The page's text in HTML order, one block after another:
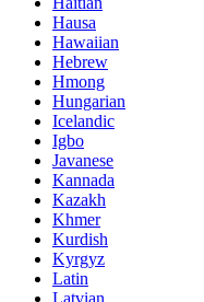
Hausa
Hawaiian
Hebrew
Hmong
Hungarian
Icelandic
Igbo
Javanese
Kannada
Kazakh
Khmer
Kurdish
Kyrgyz
Latin
Latvian